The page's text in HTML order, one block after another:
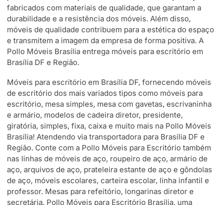
fabricados com materiais de qualidade, que garantam a
durabilidade e a resistência dos móveis. Além disso,
móveis de qualidade contribuem para a estética do espaço
e transmitem a imagem da empresa de forma positiva. A
Pollo Móveis Brasília entrega móveis para escritório em
Brasília DF e Região.
Móveis para escritório em Brasília DF, fornecendo móveis
de escritório dos mais variados tipos como móveis para
escritório, mesa simples, mesa com gavetas, escrivaninha
e armário, modelos de cadeira diretor, presidente,
giratória, simples, fixa, caixa e muito mais na Pollo Móveis
Brasília! Atendendo via transportadora para Brasília DF e
Região. Conte com a Pollo Móveis para Escritório também
nas linhas de móveis de aço, roupeiro de aço, armário de
aço, arquivos de aço, prateleira estante de aço e gôndolas
de aço, móveis escolares, carteira escolar, linha infantil e
professor. Mesas para refeitório, longarinas diretor e
secretária. Pollo Móveis para Escritório Brasília, uma